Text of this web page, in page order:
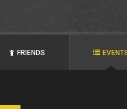
FRIENDS